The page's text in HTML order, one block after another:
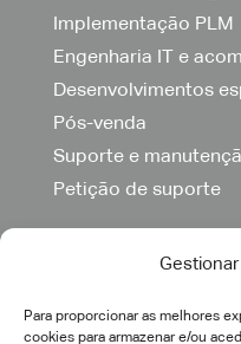
Para proporcionar as melhores
cookies para armazenar e/ou
Implementação PLM
Engenharia IT e
Desenvolvimentos
Pós-venda
Suporte e
Petição de suporte